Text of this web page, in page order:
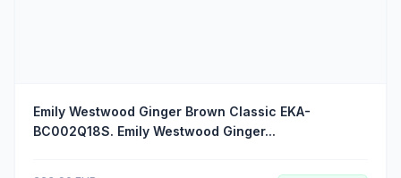
Emily Westwood Ginger Brown Classic EKA-
BC002Q18S. Emily Westwood Ginger...